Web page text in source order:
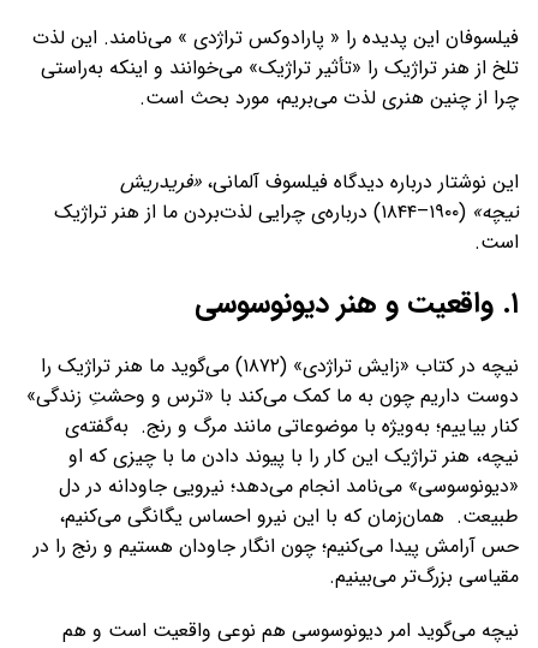
فیلسوفان این پدیده را « پارادوکس تراژدی » می‌نامند. این لذت
تلخ از هنر تراژیک را «تأثیر تراژیک» می‌خوانند و اینکه به‌راستی
چرا از چنین هنری لذت می‌بریم، مورد بحث است.
این نوشتار درباره دیدگاه فیلسوف آلمانی، «فریدریش
نیچه»
(۱۹۰۰–۱۸۴۴) درباره‌ی چرایی لذت‌بردن ما از هنر تراژیک
است.
۱. واقعیت و هنر دیونوسوسی
نیچه در کتاب «زایش تراژدی» (۱۸۷۲) می‌گوید ما هنر تراژیک را
دوست داریم چون به ما کمک می‌کند با «ترس و وحشتِ زندگی»
کنار بیاییم؛ به‌ویژه با موضوعاتی مانند مرگ و رنج. به‌گفته‌ی
نیچه، هنر تراژیک این کار را با پیوند دادن ما با چیزی که او
«دیونوسوسی» می‌نامد انجام می‌دهد؛ نیرویی جاودانه در دل
طبیعت. همان‌زمان که با این نیرو احساس یگانگی می‌کنیم،
حس آرامش پیدا می‌کنیم؛ چون انگار جاودان هستیم و رنج را در
مقیاسی بزرگ‌تر می‌بینیم.
نیچه می‌گوید امر دیونوسوسی هم نوعی واقعیت است و هم